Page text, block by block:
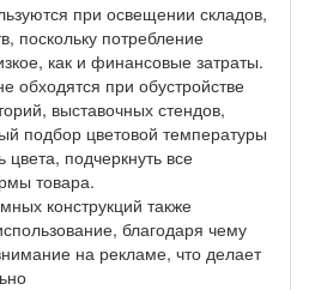
при освещении складов,
поскольку потребление
как и финансовые затраты.
обходятся при обустройстве
выставочных стендов,
подбор цветовой температуры
цвета, подчеркнуть все
товара.
конструкций также
благодаря чему
на рекламе, что делает